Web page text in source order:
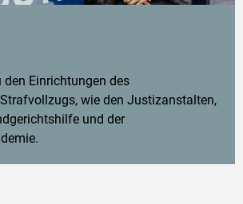
den Einrichtungen des
wie den Justizanstalten,
und der